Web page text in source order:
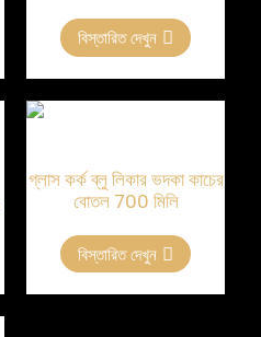
বিস্তারিত দেখুন
গ্লাস কর্ক ব্লু লিকার ভদকা কাচের
বোতল 700 মিলি
বিস্তারিত দেখুন